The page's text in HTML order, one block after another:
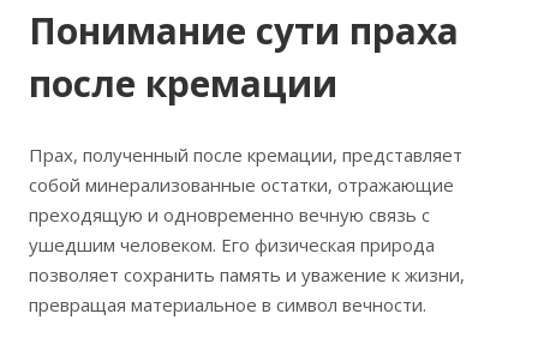
Понимание сути праха
после кремации
Прах, полученный после кремации, представляет
собой минерализованные остатки, отражающие
преходящую и одновременно вечную связь с
ушедшим человеком. Его физическая природа
позволяет сохранить память и уважение к жизни,
превращая материальное в символ вечности.